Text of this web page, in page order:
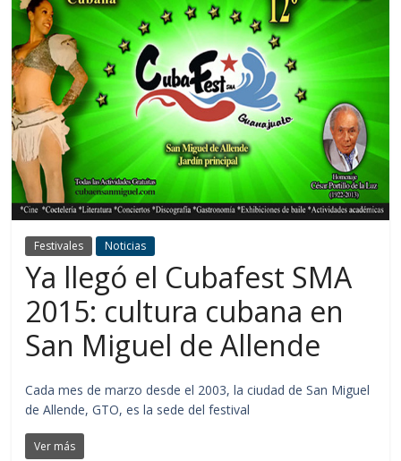
Festivales Noticias
Ya llegó el Cubafest SMA
2015: cultura cubana en
San Miguel de Allende
Cada mes de marzo desde el 2003, la ciudad de San Miguel
de Allende, GTO, es la sede del festival
Ver más